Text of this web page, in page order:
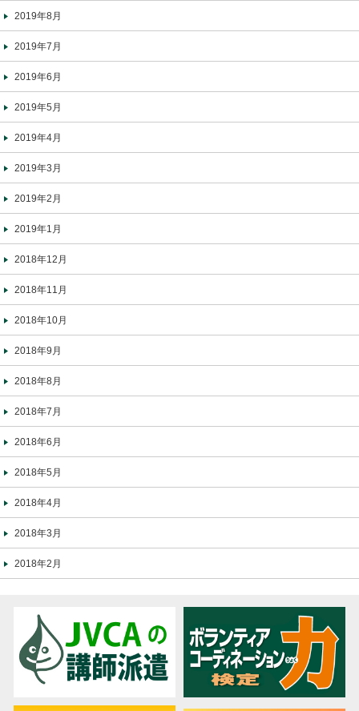
2019年8月
2019年7月
2019年6月
2019年5月
2019年4月
2019年3月
2019年2月
2019年1月
2018年12月
2018年11月
2018年10月
2018年9月
2018年8月
2018年7月
2018年6月
2018年5月
2018年4月
2018年3月
2018年2月